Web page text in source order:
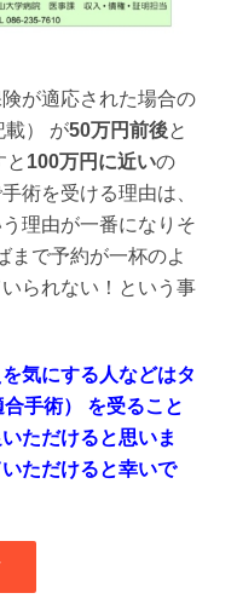
が適応された場合の
載） が50万円前後と
と 100万円に近いの
術を受ける理由は、
理由が一番になりそ
まで予約が一杯のよ
られない！という事
気にする人などはタ
手術） を受ること
ただけると思いま
ただけると幸いで